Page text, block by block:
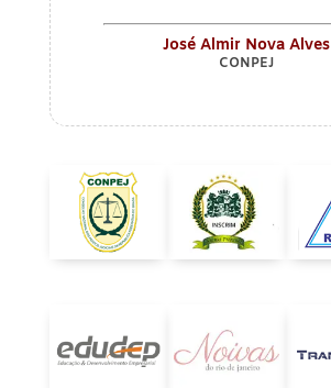
José Almir Nova Alves
CONPEJ